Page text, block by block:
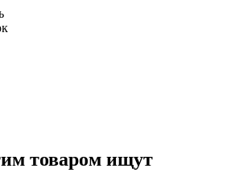
товаром ищут